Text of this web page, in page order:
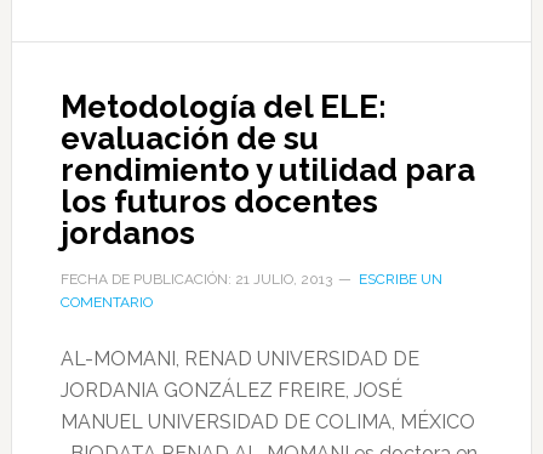
Metodología del ELE:
evaluación de su
rendimiento y utilidad para
los futuros docentes
jordanos
FECHA DE PUBLICACIÓN: 21 JULIO, 2013
ESCRIBE UN
COMENTARIO
AL-MOMANI, RENAD UNIVERSIDAD DE
JORDANIA GONZÁLEZ FREIRE, JOSÉ
MANUEL UNIVERSIDAD DE COLIMA, MÉXICO